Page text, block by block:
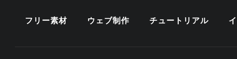
フリー素材 ウェブ制作 チュートリアル